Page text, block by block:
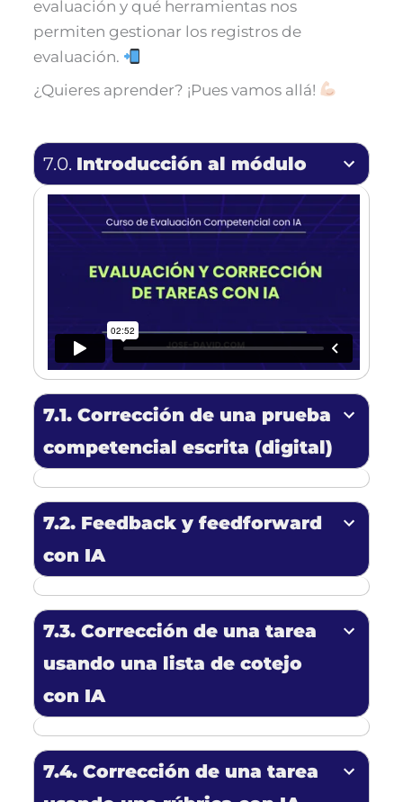
evaluación y qué herramientas nos
permiten gestionar los registros de
evaluación.
¿Quieres aprender? ¡Pues vamos allá!
7.0. Introducción al módulo
7.1. Corrección de una prueba
competencial escrita (digital)
7.2. Feedback y feedforward
con IA
7.3. Corrección de una tarea
usando una lista de cotejo
con IA
7.4. Corrección de una tarea